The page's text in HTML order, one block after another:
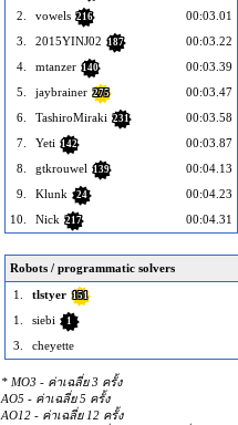
2.
vowels 216
00:03.01
3.
2015YINJ02 187
00:03.22
4.
mtanzer 140
00:03.39
5.
jaybrainer 275
00:03.47
6.
TashiroMiraki 231
00:03.58
7.
Yeti 142
00:03.87
8.
gtkrouwel 139
00:04.13
9.
Klunk 24
00:04.23
10.
Nick 217 00:04.31
Robots / programmatic solvers
1.
tlstyer 151
1.
siebi 1
3.
cheyette
* MO3 - ค่าเฉลี่ย 3 ครั้ง
AO5 - ค่าเฉลี่ย 5 ครั้ง
AO12 - ค่าเฉลี่ย 12 ครั้ง